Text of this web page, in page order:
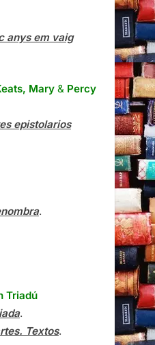
anys em vaig
Mary & Percy
epistolarios
.
Triadú
.
Textos.